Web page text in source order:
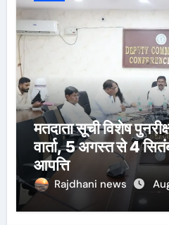
मतदाता सूची विशेष
वार्ता, 5 अगस्त से 4
आपत्ति
Rajdhani news